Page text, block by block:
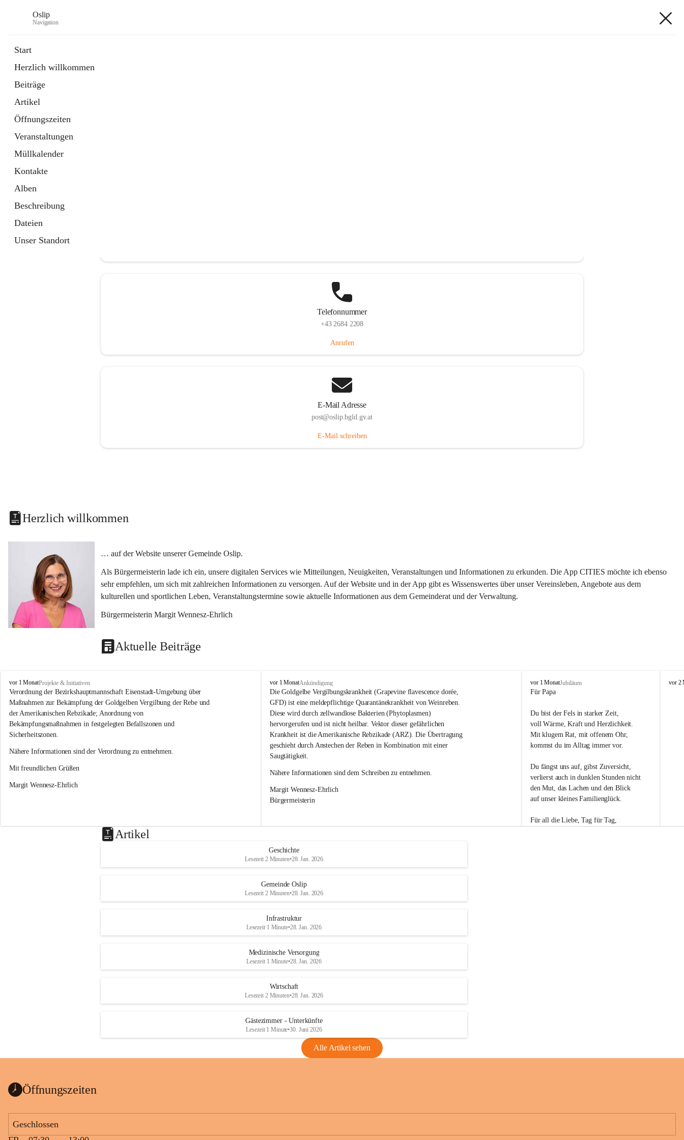
Oslip
Navigation
Start
Herzlich willkommen
Beiträge
Artikel
Öffnungszeiten
Veranstaltungen
Müllkalender
Kontakte
Alben
Beschreibung
Dateien
Unser Standort
Telefonnummer
+43 2684 2208
Anrufen
E-Mail Adresse
post@oslip.bgld.gv.at
E-Mail schreiben
Herzlich willkommen
… auf der Website unserer Gemeinde Oslip.
Als Bürgermeisterin lade ich ein, unsere digitalen Services wie Mitteilungen, Neuigkeiten, Veranstaltungen und Informationen zu erkunden. Die App CITIES möchte ich ebenso
sehr empfehlen, um sich mit zahlreichen Informationen zu versorgen. Auf der Website und in der App gibt es Wissenswertes über unser Vereinsleben, Angebote aus dem
kulturellen und sportlichen Leben, Veranstaltungstermine sowie aktuelle Informationen aus dem Gemeinderat und der Verwaltung.
Bürgermeisterin Margit Wennesz-Ehrlich
Aktuelle Beiträge
O
s
l
i
p
vor 1 MonatProjekte & Initiativen
Verordnung der Bezirkshauptmannschaft Eisenstadt-Umgebung über
Maßnahmen zur Bekämpfung der Goldgelben Vergilbung der Rebe und
der Amerikanischen Rebzikade; Anordnung von
Bekämpfungsmaßnahmen in festgelegten Befallszonen und
Sicherheitszonen.
Nähere Informationen sind der Verordnung zu entnehmen.
Mit freundlichen Grüßen
Margit Wennesz-Ehrlich
O
s
l
i
p
vor 1 MonatAnkündigung
Die Goldgelbe Vergilbungskrankheit (Grapevine flavescence dorée,
GFD) ist eine meldepflichtige Quarantänekrankheit von Weinreben.
Diese wird durch zellwandlose Bakterien (Phytoplasmen)
hervorgerufen und ist nicht heilbar. Vektor dieser gefährlichen
Krankheit ist die Amerikanische Rebzikade (ARZ). Die Übertragung
geschieht durch Anstechen der Reben in Kombination mit einer
Saugtätigkeit.
Nähere Informationen sind dem Schreiben zu entnehmen.
Margit Wennesz-Ehrlich
Bürgermeisterin
O
s
i
vor 1 MonatJubiläum
Für Papa
Du bist der Fels in starker Zeit,
voll Wärme, Kraft und Herzlichkeit.
Mit klugem Rat, mit offenem Ohr,
kommst du im Alltag immer vor.
Du fängst uns auf, gibst Zuversicht,
verlierst auch in dunklen Stunden nicht
den Mut, das Lachen und den Blick
auf unser kleines Familienglück.
Für all die Liebe, Tag für Tag,
O
vor 2
Artikel
Geschichte
Lesezeit 2 Minuten•28. Jan. 2026
Gemeinde Oslip
Lesezeit 2 Minuten•28. Jan. 2026
Infrastruktur
Lesezeit 1 Minute•28. Jan. 2026
Medizinische Versorgung
Lesezeit 1 Minute•28. Jan. 2026
Wirtschaft
Lesezeit 2 Minuten•28. Jan. 2026
Gästezimmer - Unterkünfte
Lesezeit 1 Minute•30. Juni 2026
Alle Artikel sehen
Öffnungszeiten
Geschlossen